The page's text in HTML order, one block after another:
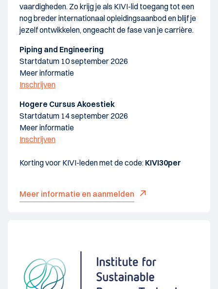
vaardigheden. Zo krijg je als KIVI-lid toegang tot een
nog breder internationaal opleidingsaanbod en blijf je
jezelf ontwikkelen, ongeacht de fase van je carrière.
Piping and Engineering
Startdatum 10 september 2026
Meer informatie
Inschrijven
Hogere Cursus Akoestiek
Startdatum 14 september 2026
Meer informatie
Inschrijven
Korting voor KIVI-leden met de code: KIVI30per
Meer informatie en aanmelden